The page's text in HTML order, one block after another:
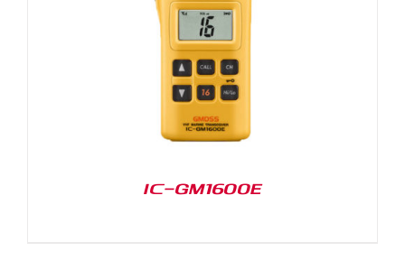
IC-GM1600E